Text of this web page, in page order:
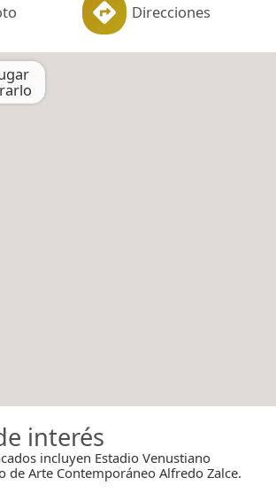
Direcciones
interés
incluyen Estadio Venustiano
de Arte Contemporáneo Alfredo Zalce.